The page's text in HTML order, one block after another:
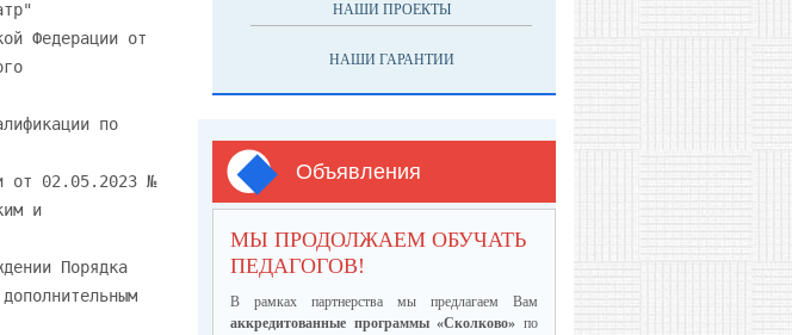
НАШИ ПРОЕКТЫ
НАШИ ГАРАНТИИ
Объявления
МЫ ПРОДОЛЖАЕМ ОБУЧАТЬ
ПЕДАГОГОВ!
В рамках партнерства мы предлагаем Вам
аккредитованные программы «Сколково» по